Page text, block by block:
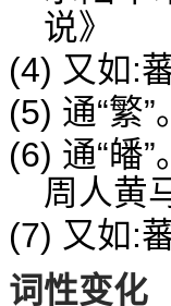
说》
(4) 又如:
(5) 通“繁
(6) 通“皤”
周人黄
(7) 又如:
词性变化